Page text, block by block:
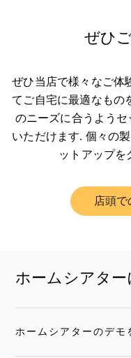
ぜひ
ぜひ当店で様々なご体
てご自宅に最適なもの
のニーズに合うよう
いただけます. 個々の
ットアップを
店頭
ホームシアタ
ホームシアターのデモ
クリックすると全文が